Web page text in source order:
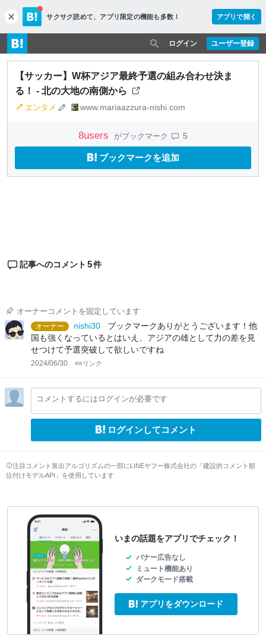
c
l
o
s
e
サクサク読めて、 アプリ限定の機能も多数！ アプリで開く
ユーザー登録
ログイン
【サッカー】W杯アジア最終予選の組み合わせ決ま
る！ - 北の大地の南側から
エンタメ www.mariaazzura-nishi.com
8users がブックマーク 5
ブックマークを追加
記事へのコメント 5件
オーナーコメントを固定しています
オーナー
nishi30
ブックマークありがとうございます！他
国も強くなっているとはいえ、アジアの雄として力の差を見
せつけて予選突破して欲しいですね
2024/06/30 リンク
コメントするにはログインが必要です
ログインしてコメント
注目コメント算出アルゴリズムの一部にLINEヤフー株式会社の「建設的コメント順
位付けモデルAPI」を使用しています
いまの話題をアプリでチェック！
バナー広告なし
ミュート機能あり
ダークモード搭載
アプリをダウンロード